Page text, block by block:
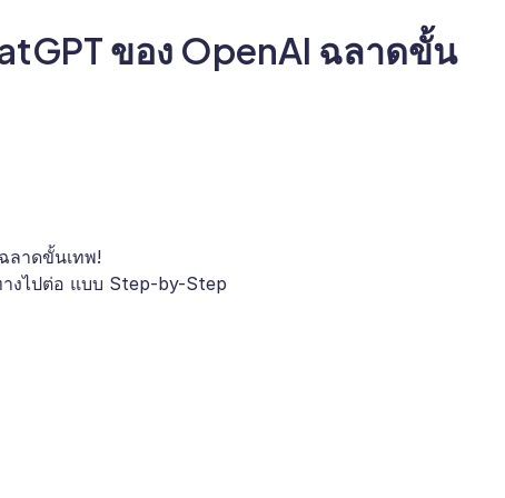
ของ OpenAI ฉลาดขั้น
ลาดขั้นเทพ!
งไปต่อ แบบ Step-by-Step